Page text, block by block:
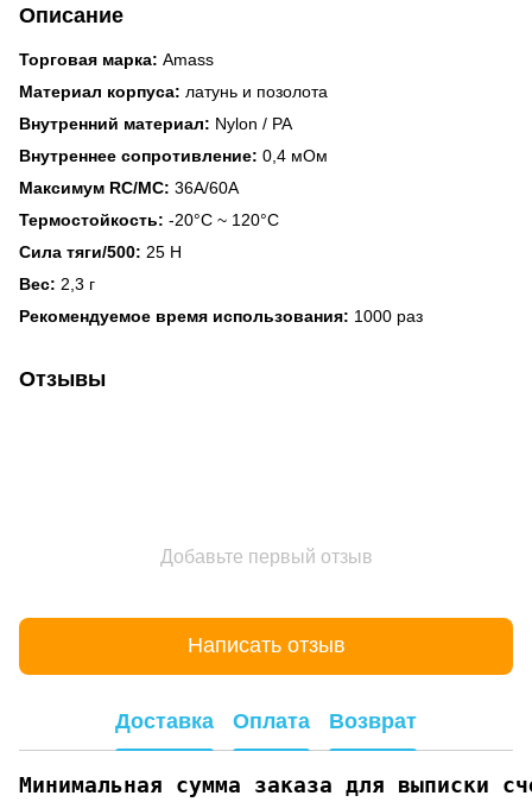
Описание
Торговая марка: Amass
Материал корпуса: латунь и позолота
Внутренний материал: Nylon / PA
Внутреннее сопротивление: 0,4 мОм
Максимум RC/MC: 36A/60A
Термостойкость: -20°C ~ 120°C
Сила тяги/500: 25 Н
Вес: 2,3 г
Рекомендуемое время использования: 1000 раз
Отзывы
Добавьте первый отзыв
Написать отзыв
Доставка Оплата Возврат
Минимальная сумма заказа для выписки